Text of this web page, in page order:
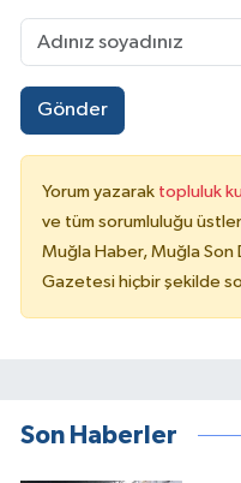
Gönder
Yorum yazarak topluluk
ve tüm sorumluluğu
Muğla Haber, Muğla Son
Gazetesi hiçbir şekilde
Son Haberler